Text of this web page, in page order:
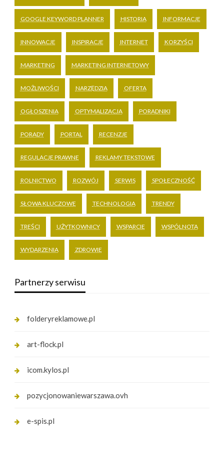
GOOGLE KEYWORD PLANNER HISTORIA INFORMACJE
INNOWACJE INSPIRACJE INTERNET KORZYŚCI
MARKETING MARKETING INTERNETOWY
MOŻLIWOŚCI NARZĘDZIA OFERTA
OGŁOSZENIA OPTYMALIZACJA PORADNIKI
PORADY PORTAL RECENZJE
REGULACJE PRAWNE REKLAMY TEKSTOWE
ROLNICTWO ROZWÓJ SERWIS SPOŁECZNOŚĆ
SŁOWA KLUCZOWE TECHNOLOGIA TRENDY
TREŚCI UŻYTKOWNICY WSPARCIE WSPÓLNOTA
WYDARZENIA ZDROWIE
Partnerzy serwisu
folderyreklamowe.pl
art-flock.pl
icom.kylos.pl
pozycjonowaniewarszawa.ovh
e-spis.pl